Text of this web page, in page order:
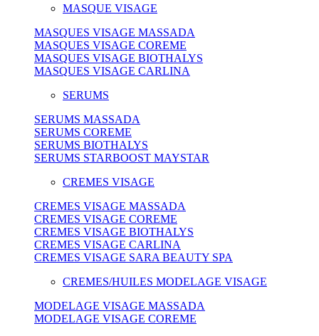
MASQUE VISAGE
MASQUES VISAGE MASSADA
MASQUES VISAGE COREME
MASQUES VISAGE BIOTHALYS
MASQUES VISAGE CARLINA
SERUMS
SERUMS MASSADA
SERUMS COREME
SERUMS BIOTHALYS
SERUMS STARBOOST MAYSTAR
CREMES VISAGE
CREMES VISAGE MASSADA
CREMES VISAGE COREME
CREMES VISAGE BIOTHALYS
CREMES VISAGE CARLINA
CREMES VISAGE SARA BEAUTY SPA
CREMES/HUILES MODELAGE VISAGE
MODELAGE VISAGE MASSADA
MODELAGE VISAGE COREME